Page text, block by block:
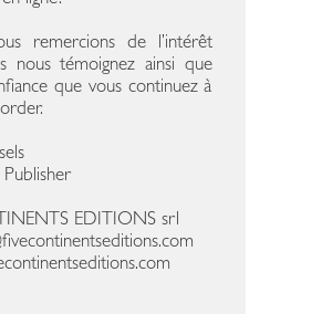
remercions de l’intérêt
nous témoignez ainsi que
que vous continuez à
EDITIONS srl